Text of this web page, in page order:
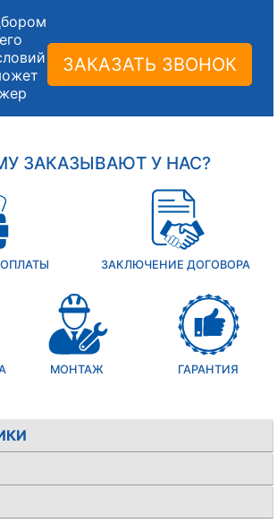
ЗАКАЗАТЬ ЗВОНОК
ЗАКАЗЫВАЮТ У НАС?
ЗАКЛЮЧЕНИЕ ДОГОВОРА
МОНТАЖ ГАРАНТИЯ